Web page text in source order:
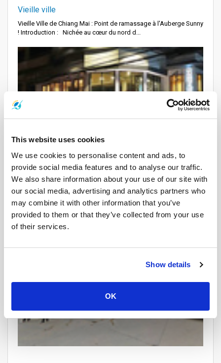
This website uses cookies
We use cookies to personalise content and ads, to
provide social media features and to analyse our traffic.
We also share information about your use of our site with
our social media, advertising and analytics partners who
may combine it with other information that you’ve
provided to them or that they’ve collected from your use
of their services.
Show details
OK
Vieille ville
Vieille Ville de Chiang Mai : Point de ramassage à l'Auberge Sunny
! Introduction : Nichée au cœur du nord d...
Chiang Mai Arcade 2
Est-ce Chiang Mai Arcade 2 ou le Terminal de bus de Chiang Mai
2 ? Introduction : Au cœur de Bangkok se trouve...